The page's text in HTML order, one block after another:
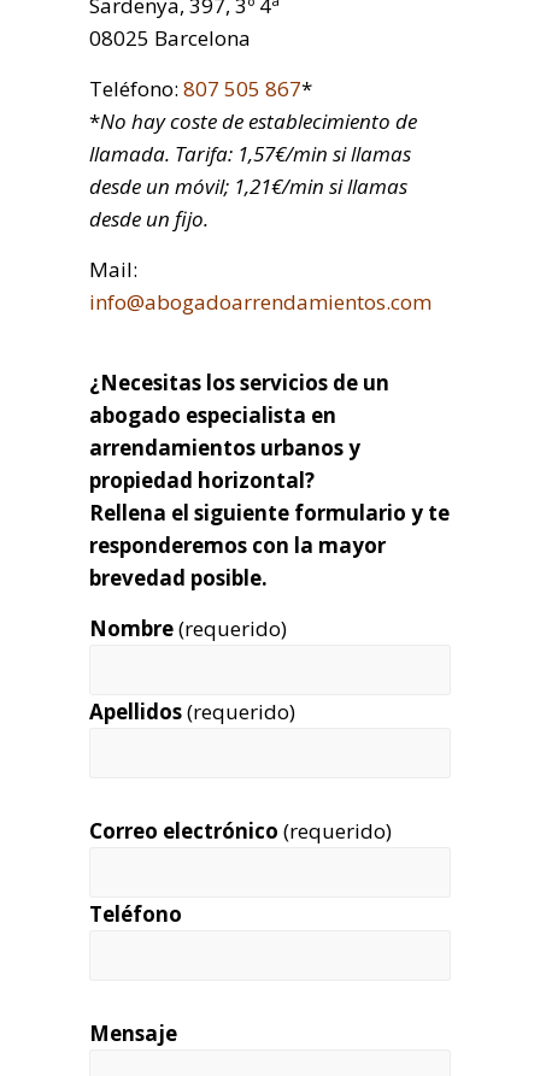
08025 Barcelona
Teléfono: 807 505 867*
*No hay coste de establecimiento de
llamada. Tarifa: 1,57€/min si llamas
desde un móvil; 1,21€/min si llamas
desde un fijo.
Mail:
info@abogadoarrendamientos.com
¿Necesitas los servicios de un
abogado especialista en
arrendamientos urbanos y
propiedad horizontal?
Rellena el siguiente formulario y te
responderemos con la mayor
brevedad posible.
Nombre(requerido)
Apellidos(requerido)
Correo electrónico (requerido)
Teléfono
Mensaje